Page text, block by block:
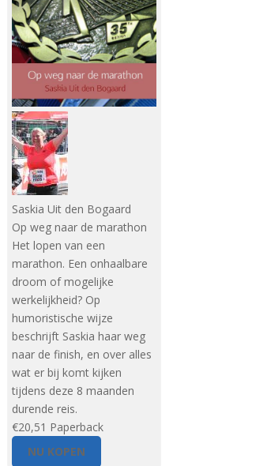
Saskia Uit den Bogaard
Op weg naar de marathon
Het lopen van een
marathon. Een onhaalbare
droom of mogelijke
werkelijkheid? Op
humoristische wijze
beschrijft Saskia haar weg
naar de finish, en over alles
wat er bij komt kijken
tijdens deze 8 maanden
durende reis.
€20,51 Paperback
NU KOPEN